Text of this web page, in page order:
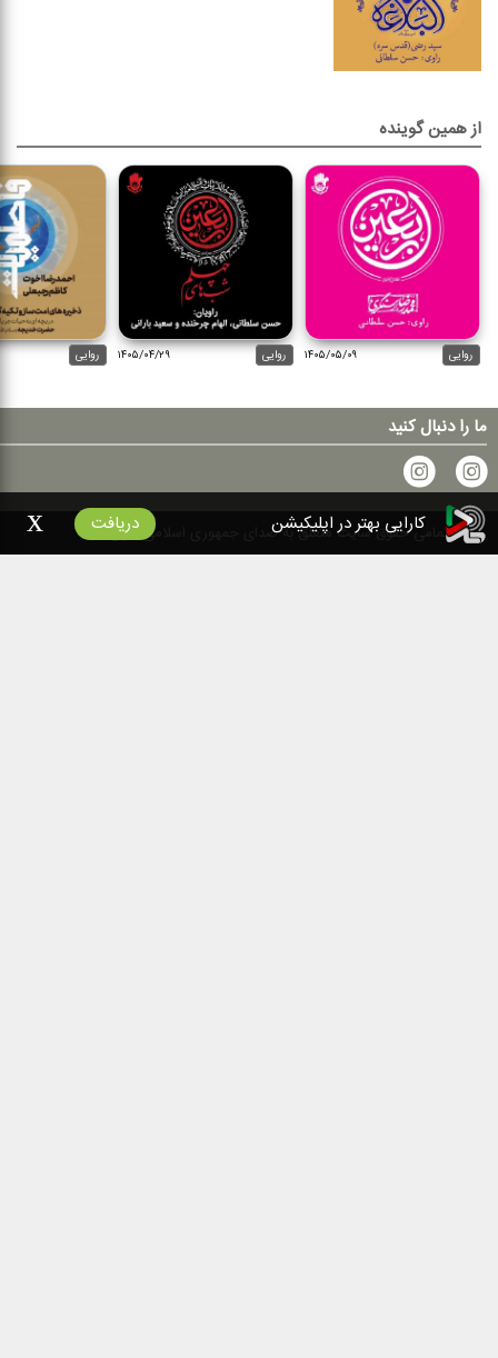
از همین گوینده
روایی ۱۴۰۵/۰۵/۰۹ روایی ۱۴۰۵/۰۴/۲۹ روایی
ما را دنبال کنید
۱۴۰۰ تمامی حقوق سایت متعلق به صدای جمهوری اسلامی ایران است
کارایی بهتر در اپلیکیشن دریافت x